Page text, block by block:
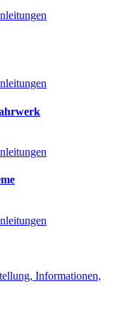
Informationen,